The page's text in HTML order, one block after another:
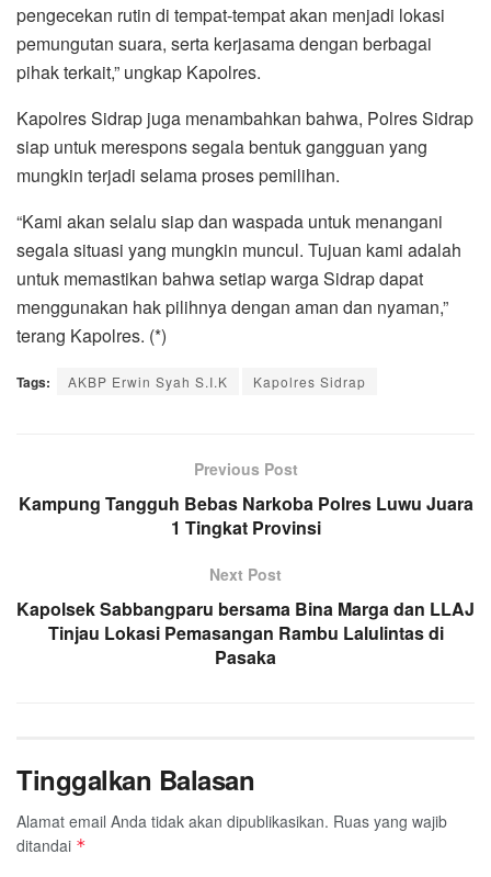
pengecekan rutin di tempat-tempat akan menjadi lokasi
pemungutan suara, serta kerjasama dengan berbagai
pihak terkait,” ungkap Kapolres.
Kapolres Sidrap juga menambahkan bahwa, Polres Sidrap
siap untuk merespons segala bentuk gangguan yang
mungkin terjadi selama proses pemilihan.
“Kami akan selalu siap dan waspada untuk menangani
segala situasi yang mungkin muncul. Tujuan kami adalah
untuk memastikan bahwa setiap warga Sidrap dapat
menggunakan hak pilihnya dengan aman dan nyaman,”
terang Kapolres. (*)
Tags: AKBP Erwin Syah S.I.K Kapolres Sidrap
Previous Post
Kampung Tangguh Bebas Narkoba Polres Luwu Juara
1 Tingkat Provinsi
Next Post
Kapolsek Sabbangparu bersama Bina Marga dan LLAJ
Tinjau Lokasi Pemasangan Rambu Lalulintas di
Pasaka
Tinggalkan Balasan
Alamat email Anda tidak akan dipublikasikan. Ruas yang wajib
ditandai *